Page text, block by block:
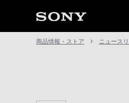
商品情報・ストア ニュース